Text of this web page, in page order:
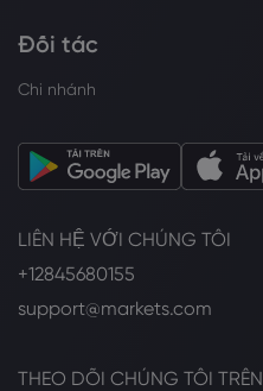
Đối tác
Chi nhánh
LIÊN HỆ VỚI CHÚNG TÔI
+12845680155
support@markets.com
THEO DÕI CHÚNG TÔI TRÊN